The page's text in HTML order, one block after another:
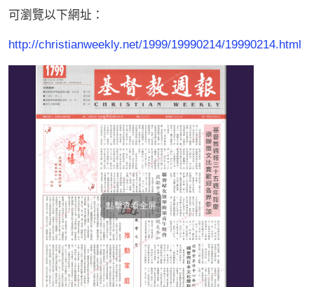
可瀏覽以下網址：
http://christianweekly.net/1999/19990214/19990214.html